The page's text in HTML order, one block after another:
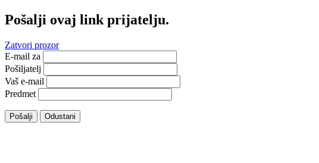
Pošalji ovaj link prijatelju.
Zatvori prozor
E-mail za
Pošiljatelj
Vaš e-mail
Predmet
Pošalji Odustani